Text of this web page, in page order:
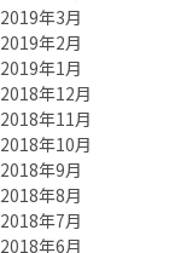
2019年3月
2019年2月
2019年1月
2018年12月
2018年11月
2018年10月
2018年9月
2018年8月
2018年7月
2018年6月